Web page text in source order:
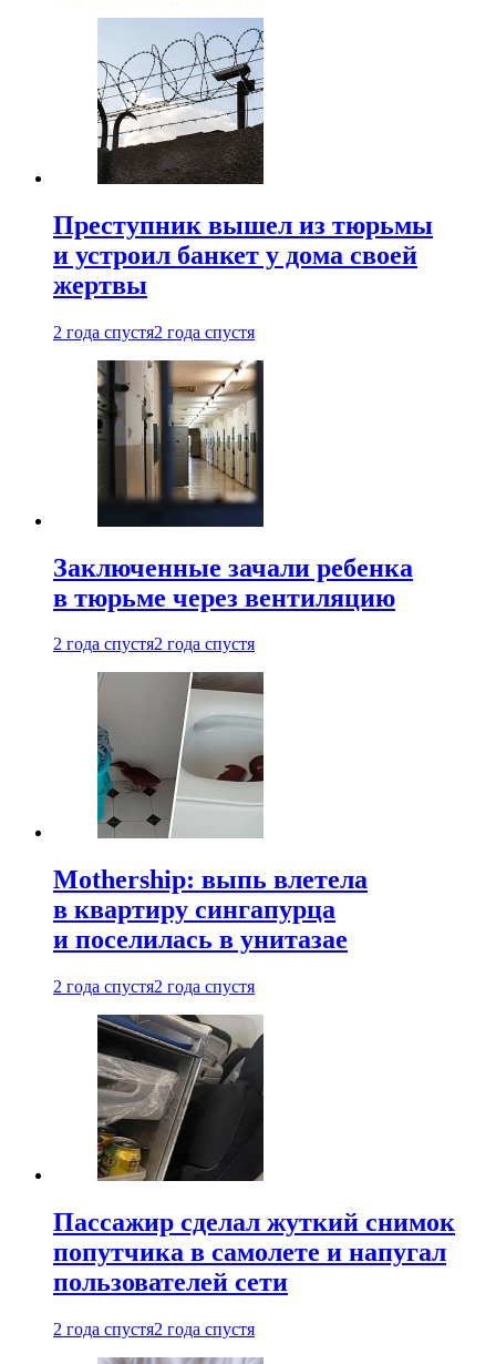
Преступник вышел из тюрьмы
и устроил банкет у дома своей
жертвы
2 года спустя2 года спустя
Заключенные зачали ребенка
в тюрьме через вентиляцию
2 года спустя2 года спустя
Mothership: выпь влетела
в квартиру сингапурца
и поселилась в унитазае
2 года спустя2 года спустя
Пассажир сделал жуткий снимок
попутчика в самолете и напугал
пользователей сети
2 года спустя2 года спустя